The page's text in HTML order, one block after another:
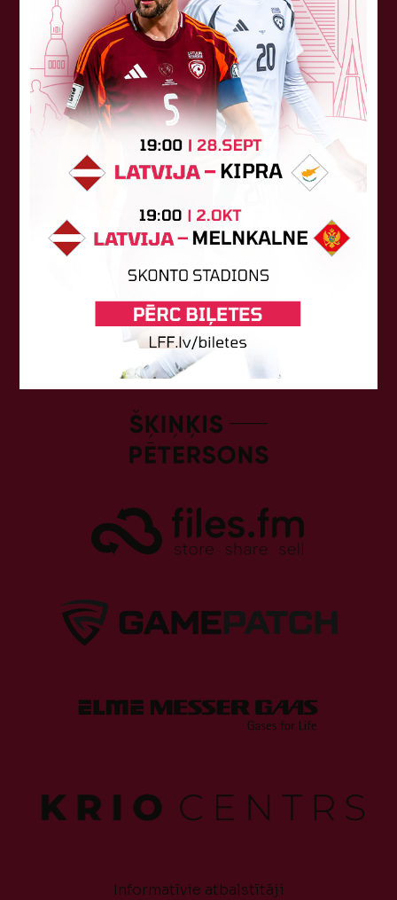
Atbalstītāji
Informatīvie atbalstītāji